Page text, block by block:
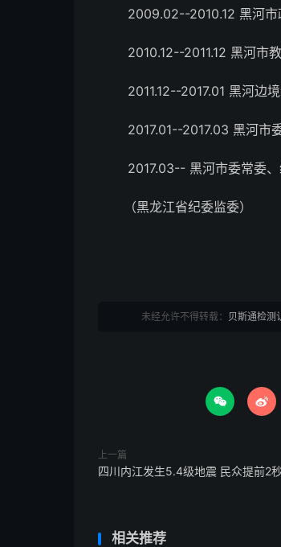
2009.02--2010.12 黑河市政
2010.12--2011.12 黑河市教
2011.12--2017.01 黑河边境
2017.01--2017.03 黑河市委
2017.03-- 黑河市委常委、
（黑龙江省纪委监委）
未经允许不得转载： 贝斯通检测
 
上一篇
四川内江发生5.4级地震 民众提前2
相关推荐